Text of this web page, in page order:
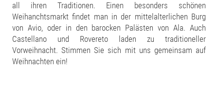
all ihren Traditionen. Einen besonders schönen
Weihanchtsmarkt findet man in der mittelalterlichen Burg
von Avio, oder in den barocken Palästen von Ala. Auch
Castellano und Rovereto laden zu traditioneller
Vorweihnacht. Stimmen Sie sich mit uns gemeinsam auf
Weihnachten ein!